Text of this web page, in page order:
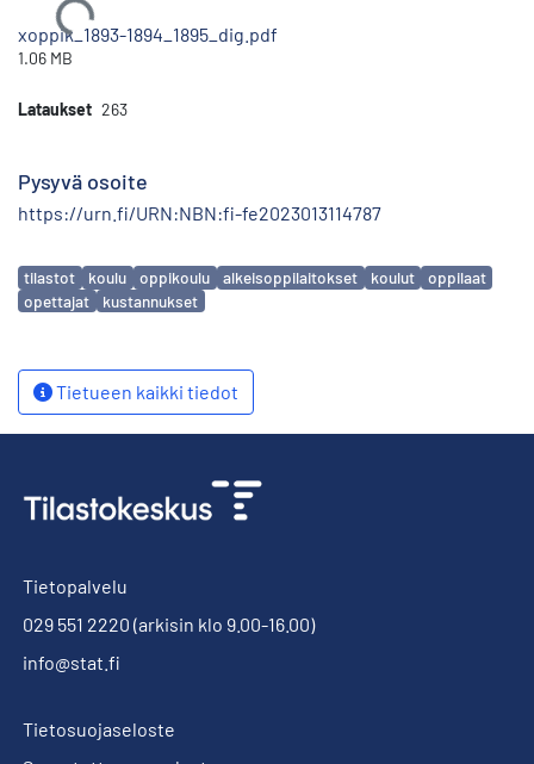
Ladataan...
xoppik_1893-1894_1895_dig.pdf
1.06 MB
Lataukset 263
Pysyvä osoite
https://urn.fi/URN:NBN:fi-fe2023013114787
Avainsanat
tilastot koulu oppikoulu alkeisoppilaitokset koulut
oppilaat
opettajat
kustannukset
Tietueen kaikki tiedot
Tietopalvelu
029 551 2220 (arkisin klo 9.00-16.00)
info@stat.fi
Tietosuojaseloste